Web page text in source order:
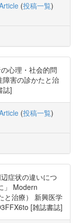
(投稿一覧)
心理・社会的問
害の診かたと治
誌]
(投稿一覧)
症状の違いにつ
」 Modern
と治療） 新興医学
[雑誌書誌]